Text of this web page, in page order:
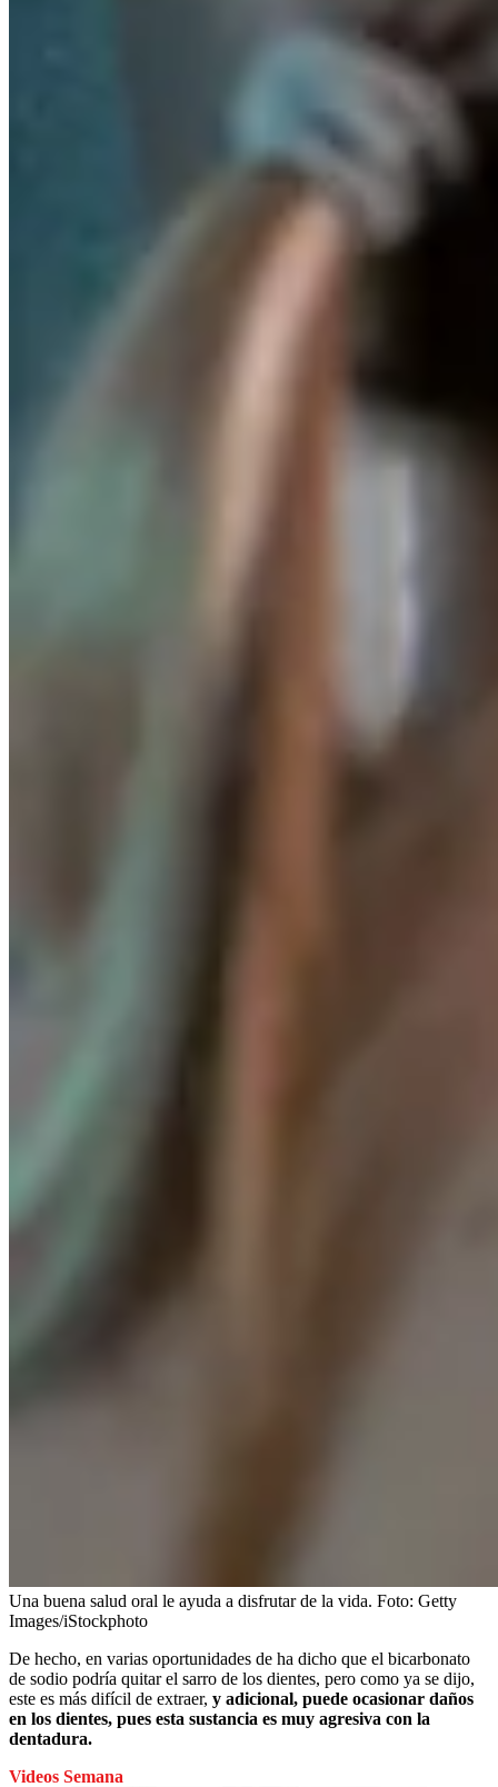
Una buena salud oral le ayuda a disfrutar de la vida. Foto: Getty
Images/iStockphoto
De hecho, en varias oportunidades de ha dicho que el bicarbonato
de sodio podría quitar el sarro de los dientes, pero como ya se dijo,
este es más difícil de extraer, y adicional, puede ocasionar daños
en los dientes, pues esta sustancia es muy agresiva con la
dentadura.
Videos Semana